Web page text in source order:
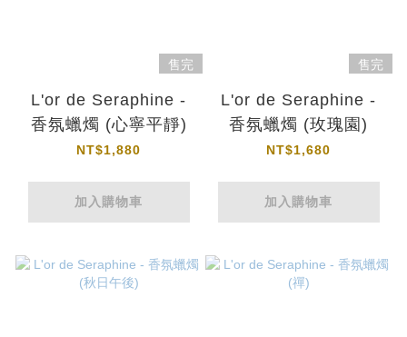
售完
L'or de Seraphine -
香氛蠟燭 (心寧平靜)
NT$1,880
加入購物車
售完
L'or de Seraphine -
香氛蠟燭 (玫瑰園)
NT$1,680
加入購物車